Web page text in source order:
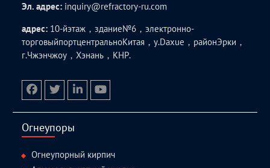
Эл. адрес: inquiry@refractory-ru.com
адрес: 10-йэтаж，здание№6，электронно-
торговыйпортцентральноКитая，у.Daxue，районЭрки，
г.Чжэнчжоу，Хэнань，КНР.
Огнеупоры
Огнеупорный кирпич